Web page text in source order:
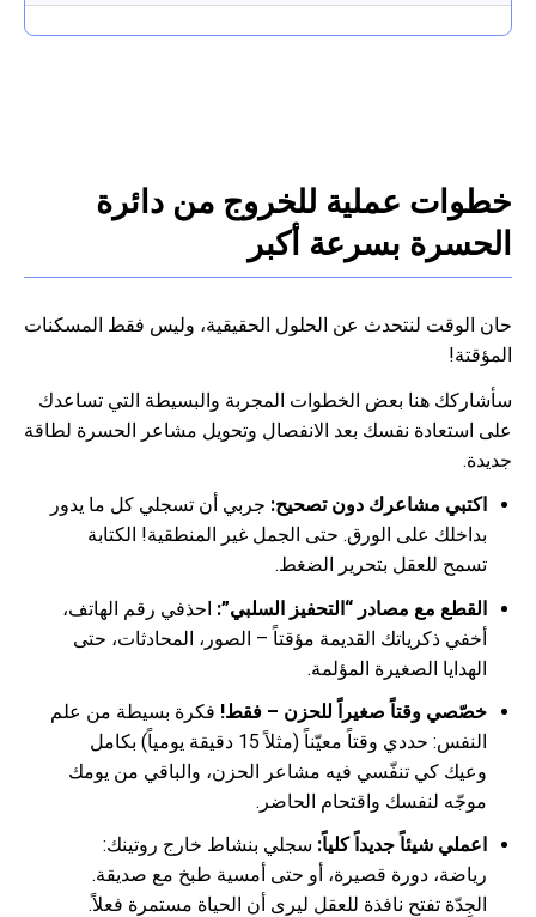
خطوات عملية للخروج من دائرة
الحسرة بسرعة أكبر
حان الوقت لنتحدث عن الحلول الحقيقية، وليس فقط المسكنات
المؤقتة!
سأشاركك هنا بعض الخطوات المجربة والبسيطة التي تساعدك
على استعادة نفسك بعد الانفصال وتحويل مشاعر الحسرة لطاقة
جديدة.
اكتبي مشاعرك دون تصحيح: جربي أن تسجلي كل ما يدور
بداخلك على الورق. حتى الجمل غير المنطقية! الكتابة
تسمح للعقل بتحرير الضغط.
القطع مع مصادر “التحفيز السلبي”: احذفي رقم الهاتف،
أخفي ذكرياتك القديمة مؤقتاً – الصور، المحادثات، حتى
الهدايا الصغيرة المؤلمة.
خصّصي وقتاً صغيراً للحزن – فقط! فكرة بسيطة من علم
النفس: حددي وقتاً معيّناً (مثلاً 15 دقيقة يومياً) بكامل
وعيك كي تنفّسي فيه مشاعر الحزن، والباقي من يومك
موجّه لنفسك واقتحام الحاضر.
اعملي شيئاً جديداً كلياً: سجلي بنشاط خارج روتينك:
رياضة، دورة قصيرة، أو حتى أمسية طبخ مع صديقة.
الجِدّة تفتح نافذة للعقل ليرى أن الحياة مستمرة فعلاً.